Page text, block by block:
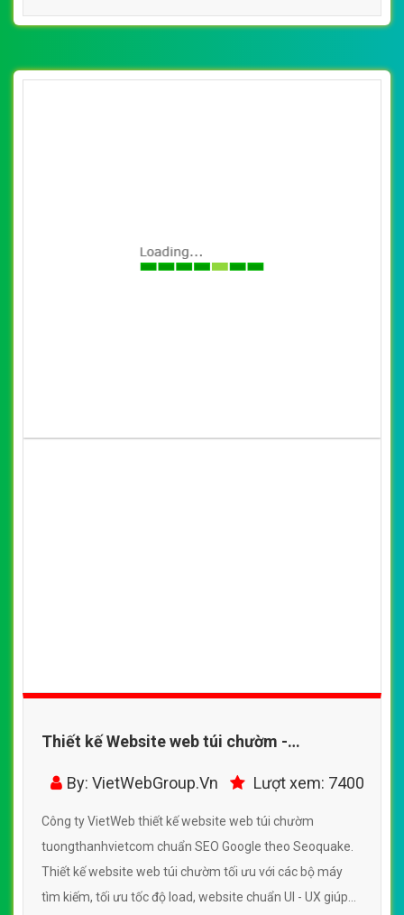
Thiết kế Website web túi chườm -
tuongthanhvietcom
By: VietWebGroup.Vn Lượt xem: 7400
Công ty VietWeb thiết kế website web túi chườm
tuongthanhvietcom chuẩn SEO Google theo Seoquake.
Thiết kế website web túi chườm tối ưu với các bộ máy
tìm kiếm, tối ưu tốc độ load, website chuẩn UI - UX giúp